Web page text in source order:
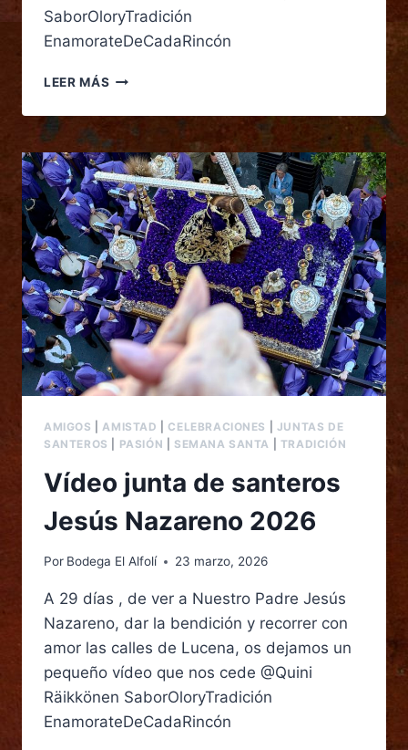
SaborOloryTradición
EnamorateDeCadaRincón
LEER MÁS
AMIGOS AMISTAD CELEBRACIONES
JUNTAS DE
SANTEROS
PASIÓN SEMANA SANTA TRADICIÓN
Vídeo junta de santeros
Jesús Nazareno 2026
Por Bodega El Alfolí 23 marzo, 2026
A 29 días , de ver a Nuestro Padre Jesús
Nazareno, dar la bendición y recorrer con
amor las calles de Lucena, os dejamos un
pequeño vídeo que nos cede @Quini
Räikkönen SaborOloryTradición
EnamorateDeCadaRincón